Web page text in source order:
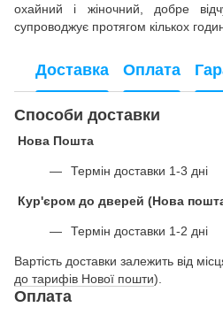
охайний і жіночний, добре
супроводжує протягом кількох
Доставка Оплата
Способи доставки
Нова Пошта
Термін доставки 1-3 дні
Кур'єром до дверей (Нова
Термін доставки 1-2 дні
Вартість доставки залежить від
до тарифів Нової пошти).
Оплата